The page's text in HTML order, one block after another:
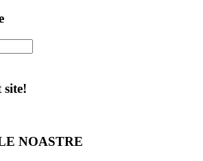
site!
NOASTRE